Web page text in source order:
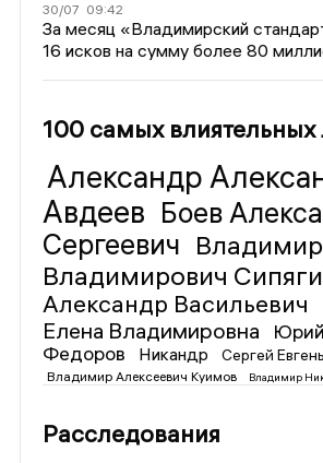
30/07 09:42
За месяц «Владимирский
16 исков на сумму более 80
100 самых
Александр
Авдеев Боев
Сергеевич Владимир
Владимирович
Александр Васильевич
Елена Владимировна
Федоров
Никандр Сергей
Владимир Алексеевич Куимов Владимир
Расследования